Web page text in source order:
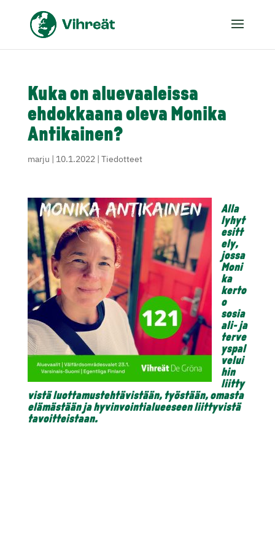
Kuka on aluevaaleissa
ehdokkaana oleva Monika
Antikainen?
marju | 10.1.2022| Tiedotteet
Alla
lyhyt
esitt
ely,
jossa
Moni
ka
kerto
o
sosia
ali- ja
terve
yspal
velui
hin
liitty
vistäluottamustehtävistään, työstään, omasta
elämästään ja hyvinvointialueeseen liittyvistä
tavoitteistaan.